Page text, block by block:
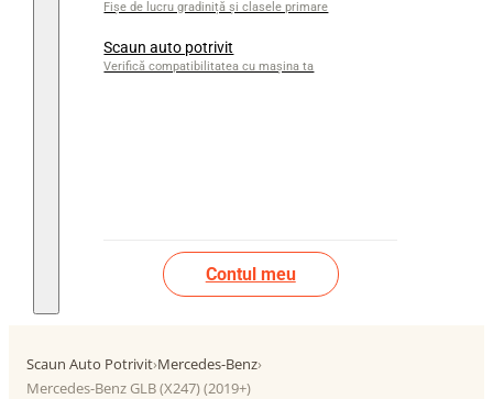
Fișe de lucru gradiniță și clasele primare
Scaun auto potrivit
Verifică compatibilitatea cu mașina ta
Contul meu
Scaun Auto Potrivit›Mercedes-Benz›
Mercedes-Benz GLB (X247) (2019+)